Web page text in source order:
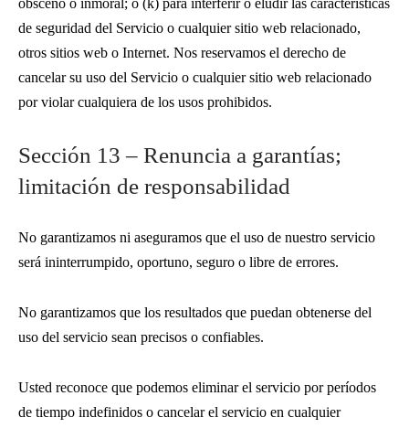
obsceno o inmoral; o (k) para interferir o eludir las características
de seguridad del Servicio o cualquier sitio web relacionado,
otros sitios web o Internet. Nos reservamos el derecho de
cancelar su uso del Servicio o cualquier sitio web relacionado
por violar cualquiera de los usos prohibidos.
Sección 13 – Renuncia a garantías;
limitación de responsabilidad
No garantizamos ni aseguramos que el uso de nuestro servicio
será ininterrumpido, oportuno, seguro o libre de errores.
No garantizamos que los resultados que puedan obtenerse del
uso del servicio sean precisos o confiables.
Usted reconoce que podemos eliminar el servicio por períodos
de tiempo indefinidos o cancelar el servicio en cualquier